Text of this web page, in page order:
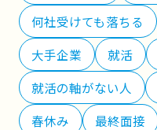
何社受けても落ちる
大手企業
就活
就活の軸がない人
春休み
最終面接